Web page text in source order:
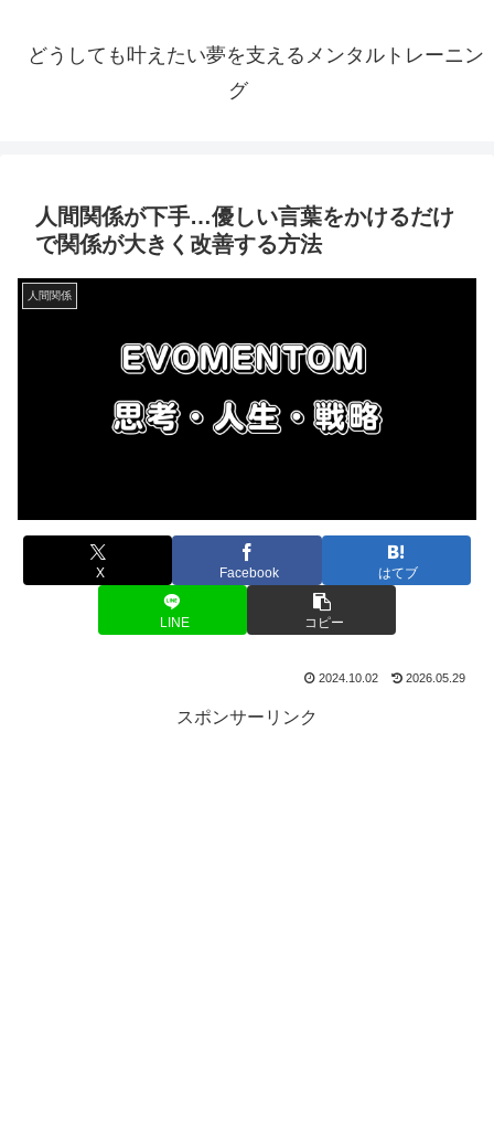
どうしても叶えたい夢を支えるメンタルトレーニン
グ
人間関係が下手…優しい言葉をかけるだけ
で関係が大きく改善する方法
人間関係
X Facebook はてブ
LINE コピー
2024.10.02 2026.05.29
スポンサーリンク